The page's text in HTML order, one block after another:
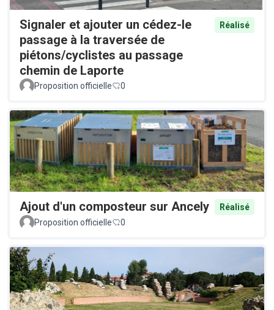
Signaler et ajouter un cédez-le
passage à la traversée de
piétons/cyclistes au passage
chemin de Laporte
Réalisé
Proposition officielle 0
Ajout d'un composteur sur Ancely
Réalisé
Proposition officielle
0